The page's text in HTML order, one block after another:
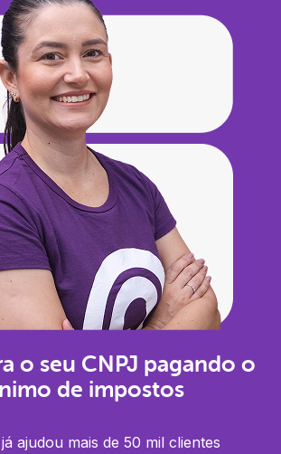
o seu CNPJ pagando o
de impostos
ajudou mais de 50 mil clientes